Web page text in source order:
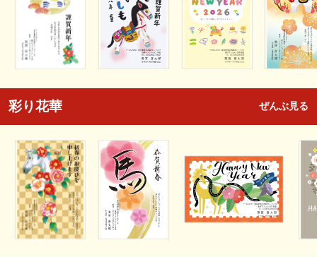
彩り花華 ぜんぶ見る